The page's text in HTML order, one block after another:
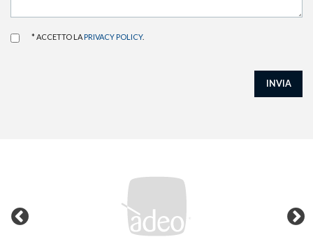
* ACCETTO LA PRIVACY POLICY.
INVIA